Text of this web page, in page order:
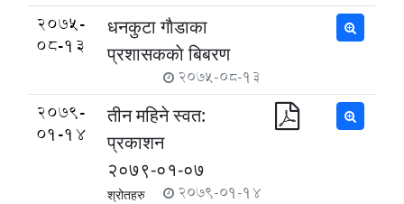
2075-
08-13
धनकुटा गाैडाका
प्रशासककाे बिबरण
2075-08-13
2079-
01-14
तीन महिने स्वत:
प्रकाशन
२०७९-०१-०७
श्रोतहरु 2079-01-14